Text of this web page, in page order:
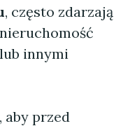
, często zdarzają
innymi
przed